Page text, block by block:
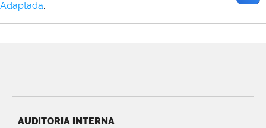
Adaptada.
AUDITORIA INTERNA